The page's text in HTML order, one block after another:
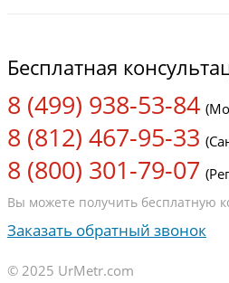
Бесплатная
8 (499) 938-53-84
8 (812) 467-95-33
8 (800) 301-79-07
Вы можете получить бесплатную
Заказать обратный звонок
© 2025 UrMetr.com